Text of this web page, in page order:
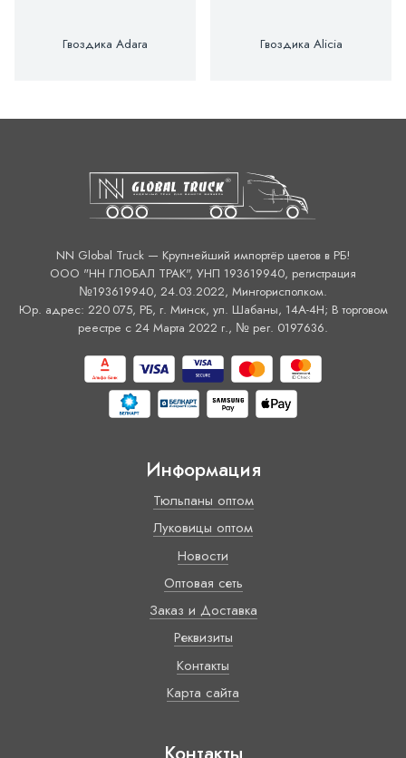
Гвоздика Adara Гвоздика Alicia
NN Global Truck — Крупнейший импортёр цветов в РБ!
ООО "НН ГЛОБАЛ ТРАК", УНП 193619940, регистрация
№193619940, 24.03.2022, Мингорисполком.
Юр. адрес: 220 075, РБ, г. Минск, ул. Шабаны, 14А-4H; В торговом
реестре с 24 Марта 2022 г., № рег. 0197636.
Информация
Тюльпаны оптом
Луковицы оптом
Новости
Оптовая сеть
Заказ и Доставка
Реквизиты
Контакты
Карта сайта